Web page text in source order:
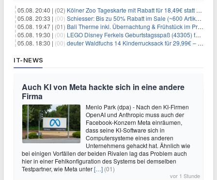
05.08. 20:40 | (02) Kölner Zoo Tageskarte mit Rabatt für 18,49€ statt 29,50€ – einlösbar bis Dezember
05.08. 20:33 | (00) Schiesser: Bis zu 50% Rabatt im Sale (~600 Artikel zur Auswahl)
05.08. 19:47 | (01) Bali Therme inkl. Übernachtung & Frühstück im Premium Hotel (Bad Oeynhausen) ab 89€ p.P.
05.08. 19:30 | (00) LEGO Disney Ferkels Geburtstagsspaß (43305) für 29,10€
05.08. 18:30 | (00) deuter Waldfuchs 14 Kinderrucksack für 29,99€ – Amber-maple
IT-NEWS
Auch KI von Meta hackte sich in eine andere
Firma
Menlo Park (dpa) - Nach den KI-Firmen
OpenAI und Anthropic muss auch der
Facebook-Konzern Meta einräumen,
dass seine KI-Software sich in
Computersysteme eines anderen
Unternehmens gehackt hat. Ähnlich wie
bei einigen Vorfällen der beiden Rivalen lag das Problem auch
hier in einer Fehlkonfiguration des Systems bei demselben
Testpartner, wie Meta unter[…] (01)
vor 1 Stunde